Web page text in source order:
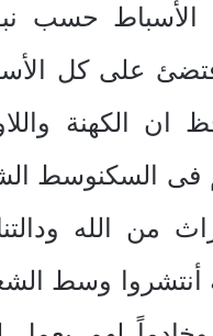
الأسباط حسب
على كل
ان الكهنة
فى السكنوسط
من الله
وسط